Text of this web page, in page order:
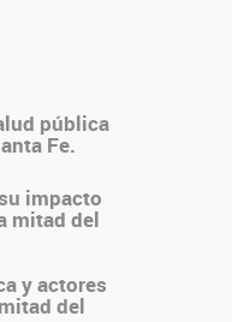
pública
Fe.
impacto
mitad del
y actores
del